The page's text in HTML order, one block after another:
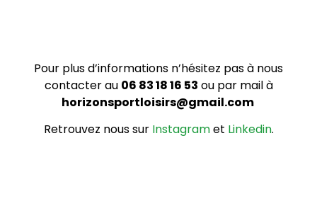
Pour plus d’informations n’hésitez pas à nous
contacter au 06 83 18 16 53 ou par mail à
horizonsportloisirs@gmail.com
Retrouvez nous sur Instagramet Linkedin.